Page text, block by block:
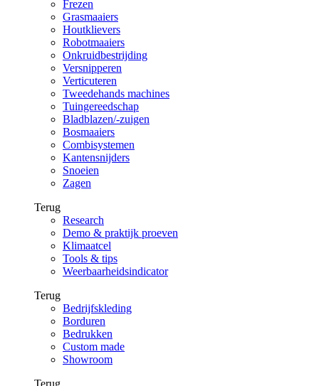
Frezen
Grasmaaiers
Houtklievers
Robotmaaiers
Onkruidbestrijding
Versnipperen
Verticuteren
Tweedehands machines
Tuingereedschap
Bladblazen/-zuigen
Bosmaaiers
Combisystemen
Kantensnijders
Snoeien
Zagen
Terug
Research
Demo & praktijk proeven
Klimaatcel
Tools & tips
Weerbaarheidsindicator
Terug
Bedrijfskleding
Borduren
Bedrukken
Custom made
Showroom
Terug